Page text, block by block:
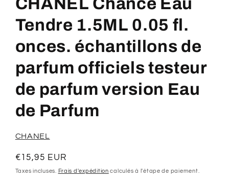
1
dans
une
fenêtre
CHANEL Chance Eau
Tendre 1.5ML 0.05 fl.
onces. échantillons de
parfum officiels testeur
de parfum version Eau
de Parfum
CHANEL
Prix
habituel
€15,95 EUR
Taxes incluses. Frais d'expédition calculés à l'étape de paiement.